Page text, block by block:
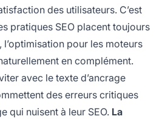
des utilisateurs. C’est
pratiques SEO placent toujours
l’optimisation pour les moteurs
en complément.
avec le texte d’ancrage
des erreurs critiques
qui nuisent à leur SEO. La